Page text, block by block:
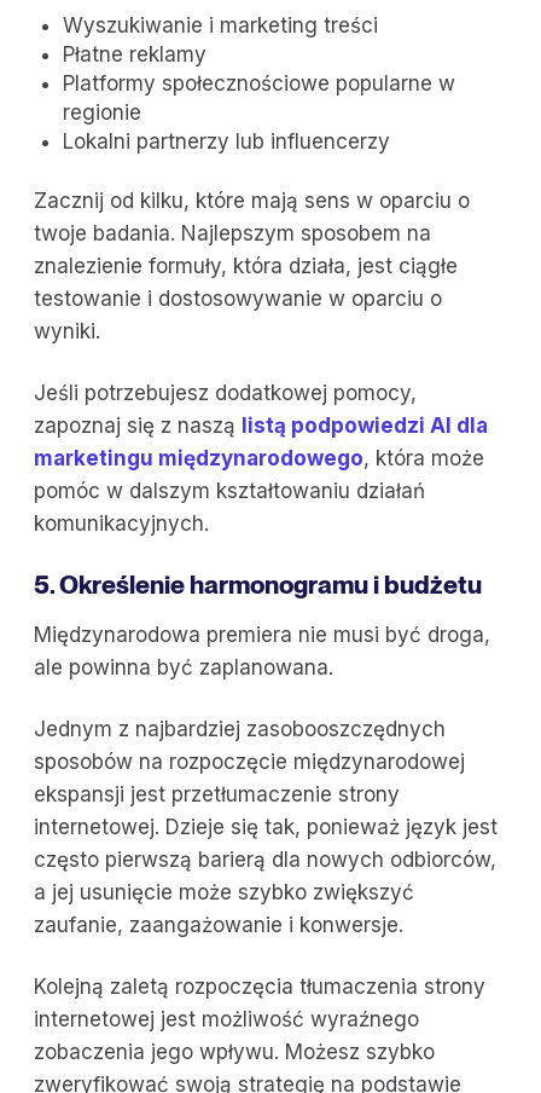
Wyszukiwanie i marketing treści
Płatne reklamy
Platformy społecznościowe popularne w
regionie
Lokalni partnerzy lub influencerzy
Zacznij od kilku, które mają sens w oparciu o
twoje badania. Najlepszym sposobem na
znalezienie formuły, która działa, jest ciągłe
testowanie i dostosowywanie w oparciu o
wyniki.
Jeśli potrzebujesz dodatkowej pomocy,
zapoznaj się z naszą listą podpowiedzi AI dla
marketingu międzynarodowego, która może
pomóc w dalszym kształtowaniu działań
komunikacyjnych.
5. Określenie harmonogramu i budżetu
Międzynarodowa premiera nie musi być droga,
ale powinna być zaplanowana.
Jednym z najbardziej zasobooszczędnych
sposobów na rozpoczęcie międzynarodowej
ekspansji jest przetłumaczenie strony
internetowej. Dzieje się tak, ponieważ język jest
często pierwszą barierą dla nowych odbiorców,
a jej usunięcie może szybko zwiększyć
zaufanie, zaangażowanie i konwersje.
Kolejną zaletą rozpoczęcia tłumaczenia strony
internetowej jest możliwość wyraźnego
zobaczenia jego wpływu. Możesz szybko
zweryfikować swoją strategię na podstawie